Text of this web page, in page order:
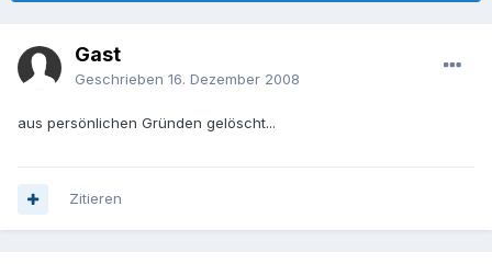
Gast
Geschrieben 16. Dezember 2008
aus persönlichen Gründen gelöscht...
Zitieren